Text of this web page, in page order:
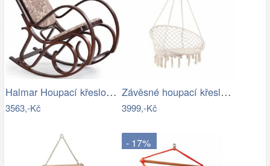
Halmar Houpací křeslo Max II ořech…
3563,-Kč
Závěsné houpací křeslo ve stylu hipís -…
3999,-Kč
- 17%